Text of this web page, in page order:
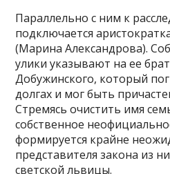
Параллельно с ним к
подключается
(Марина Александрова).
улики указывают на ее
Добужинского, который
долгах и мог быть
Стремясь очистить имя
собственное
формируется крайне
представителя закона из
светской львицы.